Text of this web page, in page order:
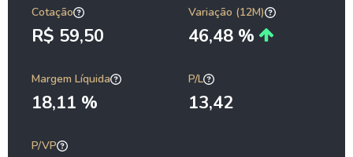
Cotação
R$ 59,50
Variação (12M)
46,48 %
Margem Líquida
18,11 %
P/L
13,42
P/VP